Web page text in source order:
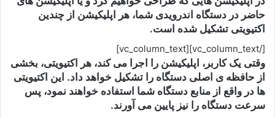
حاضر در دستگاه اندرویدی شما، هر اپلیکیشن از چندین
اکتیویتی تشکیل شده است.
[/vc_column_text][vc_column_text]
وقتی یک کاربر، اپلیکیشن را اجرا می کند، هر اکتیویتی، بخشی
از حافظه ی اصلی دستگاه را تشکیل خواهد داد. این اکتیویتی
ها در واقع از منابع دستگاه شما استفاده خواهند نمود، پس
سرعت دستگاه را نیز پایین می آورند.